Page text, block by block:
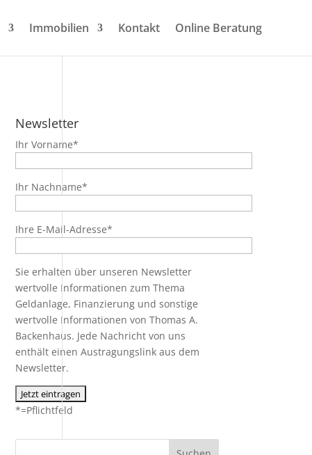
Immobilien Kontakt Online Beratung
Newsletter
Ihr Vorname*
Ihr Nachname*
Ihre E-Mail-Adresse*
Sie erhalten über unseren Newsletter
wertvolle Informationen zum Thema
Geldanlage, Finanzierung und sonstige
wertvolle Informationen von Thomas A.
Backenhaus. Jede Nachricht von uns
enthält einen Austragungslink aus dem
Newsletter.
*=Pflichtfeld